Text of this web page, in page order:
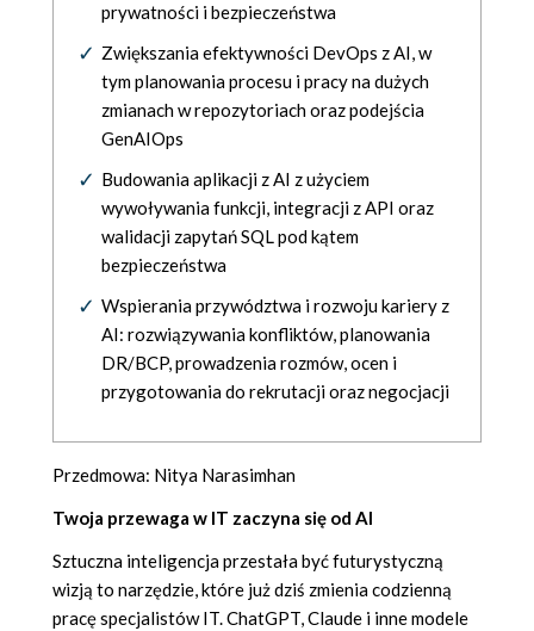
prywatności i bezpieczeństwa
Zwiększania efektywności DevOps z AI, w
tym planowania procesu i pracy na dużych
zmianach w repozytoriach oraz podejścia
GenAIOps
Budowania aplikacji z AI z użyciem
wywoływania funkcji, integracji z API oraz
walidacji zapytań SQL pod kątem
bezpieczeństwa
Wspierania przywództwa i rozwoju kariery z
AI: rozwiązywania konfliktów, planowania
DR/BCP, prowadzenia rozmów, ocen i
przygotowania do rekrutacji oraz negocjacji
Przedmowa: Nitya Narasimhan
Twoja przewaga w IT zaczyna się od AI
Sztuczna inteligencja przestała być futurystyczną
wizją to narzędzie, które już dziś zmienia codzienną
pracę specjalistów IT. ChatGPT, Claude i inne modele